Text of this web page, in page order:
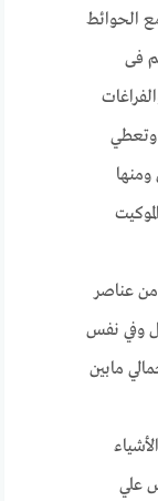
الحوائط
فى
وتعطي
عناصر
وفي نفس
مابين
علي